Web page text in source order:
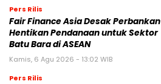
Pers Rilis
Fair Finance Asia Desak Perbankan
Hentikan Pendanaan untuk Sektor
Batu Bara di ASEAN
Kamis, 6 Agu 2026 - 13:02 WIB
Pers Rilis